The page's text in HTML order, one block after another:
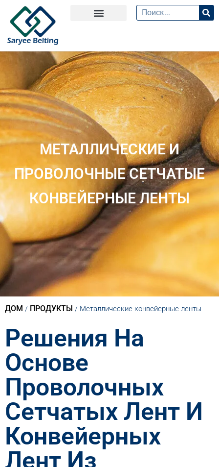
МЕТАЛЛИЧЕСКИЕ И
ПРОВОЛОЧНЫЕ СЕТЧАТЫЕ
КОНВЕЙЕРНЫЕ ЛЕНТЫ
ДОМ / ПРОДУКТЫ / Металлические конвейерные ленты
Решения На
Основе
Проволочных
Сетчатых Лент И
Конвейерных
Лент Из